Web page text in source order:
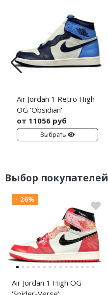
Air Jordan 1 Retro High
OG 'Obsidian'
от 11056 руб
Выбрать
Выбор покупателей
- 26%
Air Jordan 1 High OG